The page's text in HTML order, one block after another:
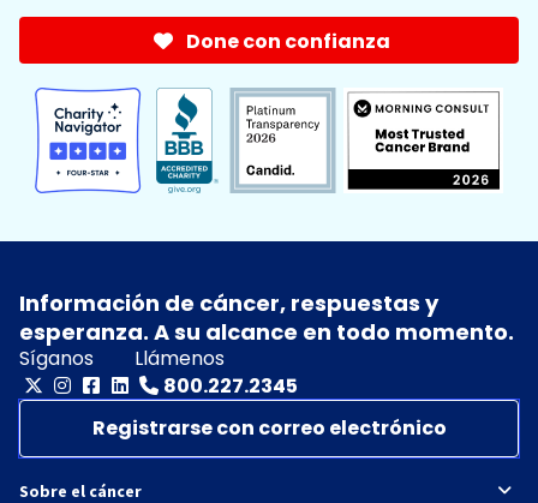
Done con confianza
Información de cáncer, respuestas y
esperanza. A su alcance en todo momento.
Síganos
Llámenos
800.227.2345
Registrarse con correo electrónico
Sobre el cáncer